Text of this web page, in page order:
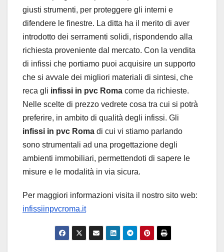
giusti strumenti, per proteggere gli interni e
difendere le finestre. La ditta ha il merito di aver
introdotto dei serramenti solidi, rispondendo alla
richiesta proveniente dal mercato. Con la vendita
di infissi che portiamo puoi acquisire un supporto
che si avvale dei migliori materiali di sintesi, che
reca gli infissi in pvc Roma come da richieste.
Nelle scelte di prezzo vedrete cosa tra cui si potrà
preferire, in ambito di qualità degli infissi. Gli
infissi in pvc Roma di cui vi stiamo parlando
sono strumentali ad una progettazione degli
ambienti immobiliari, permettendoti di sapere le
misure e le modalità in via sicura.
Per maggiori informazioni visita il nostro sito web:
infissiinpvcroma.it